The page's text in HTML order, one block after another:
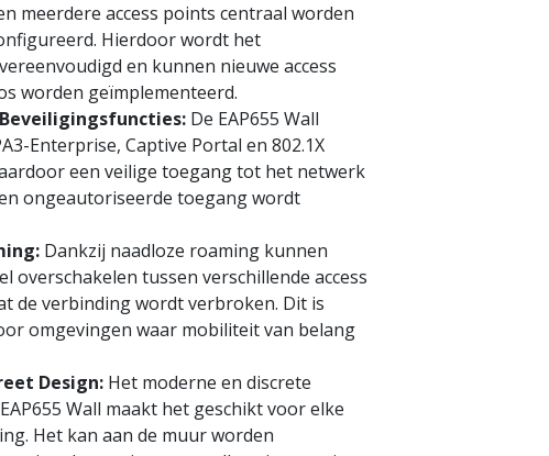
meerdere access points centraal worden
Hierdoor wordt het
en kunnen nieuwe access
worden geïmplementeerd.
De EAP655 Wall
Enterprise, Captive Portal en 802.1X
een veilige toegang tot het netwerk
ongeautoriseerde toegang wordt
Dankzij naadloze roaming kunnen
overschakelen tussen verschillende access
de verbinding wordt verbroken. Dit is
omgevingen waar mobiliteit van belang
Design: Het moderne en discrete
Wall maakt het geschikt voor elke
Het kan aan de muur worden